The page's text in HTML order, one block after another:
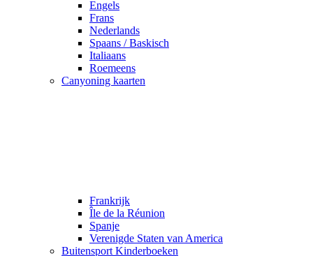
Engels
Frans
Nederlands
Spaans / Baskisch
Italiaans
Roemeens
Canyoning kaarten
Frankrijk
Île de la Réunion
Spanje
Verenigde Staten van America
Buitensport Kinderboeken